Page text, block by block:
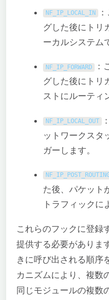
NF_IP_LOCAL_IN ：
グした後にトリ
ーカルシステム
NF_IP_FORWARD ：
グした後にトリ
ストにルーティ
NF_IP_LOCAL_OUT
ットワークスタ
ガーします。
た後、パケット
トラフィックに
これらのフックに登録
提供する必要がありま
きに呼び出される順序
カニズムにより、複数
同じモジュールの複数